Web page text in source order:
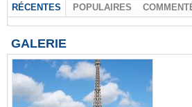
RÉCENTES POPULAIRES
GALERIE